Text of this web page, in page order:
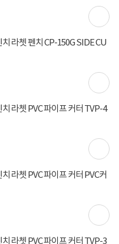
라쳇 펜치 CP-150G SIDE CU
라쳇 PVC 파이프 커터 TVP-4
라쳇 PVC 파이프 커터 PVC커
라쳇 PVC 파이프 커터 TVP-3